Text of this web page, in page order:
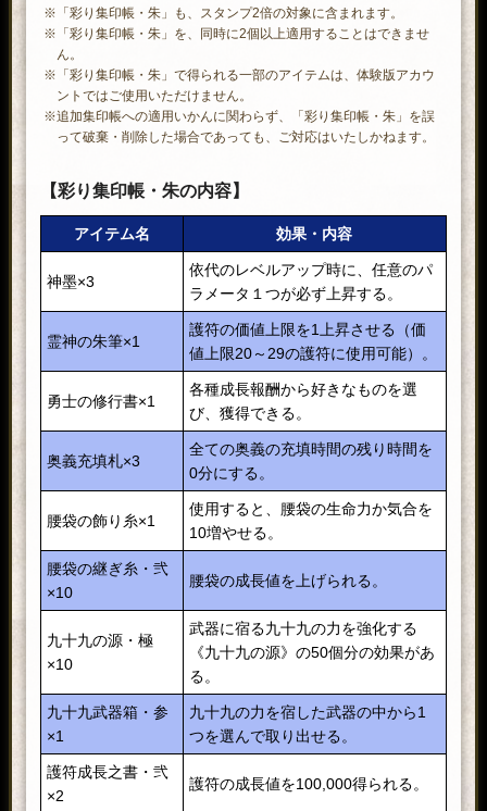
※「彩り集印帳・朱」も、スタンプ2倍の対象に含まれます。
※「彩り集印帳・朱」を、同時に2個以上適用することはできませ
ん。
※「彩り集印帳・朱」で得られる一部のアイテムは、体験版アカウ
ントではご使用いただけません。
※追加集印帳への適用いかんに関わらず、「彩り集印帳・朱」を誤
って破棄・削除した場合であっても、ご対応はいたしかねます。
【彩り集印帳・朱の内容】​
アイテム名 効果・内容
神墨×3
依代のレベルアップ時に、任意のパ
ラメータ１つが必ず上昇する。
霊神の朱筆×1
護符の価値上限を1上昇させる（価
値上限20～29の護符に使用可能）。
勇士の修行書×1
各種成長報酬から好きなものを選
び、獲得できる。
奥義充填札×3
全ての奥義の充填時間の残り時間を
0分にする。
腰袋の飾り糸×1
使用すると、腰袋の生命力か気合を
10増やせる。
腰袋の継ぎ糸・弐
×10
腰袋の成長値を上げられる。
九十九の源・極
×10
武器に宿る九十九の力を強化する
《九十九の源》の50個分の効果があ
る。
九十九武器箱・参
×1
九十九の力を宿した武器の中から1
つを選んで取り出せる。
護符成長之書・弐
×2
護符の成長値を100,000得られる。